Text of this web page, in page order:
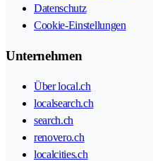
Datenschutz
Cookie-Einstellungen
Unternehmen
Über local.ch
localsearch.ch
search.ch
renovero.ch
localcities.ch